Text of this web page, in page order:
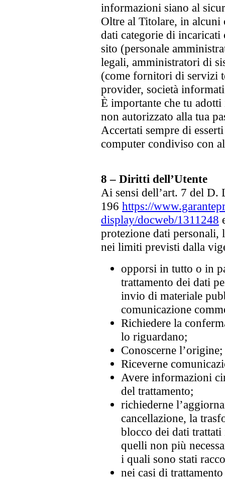
informazioni siano al
Oltre al Titolare, in alcuni
dati categorie di
sito (personale
legali, amministratori di
(come fornitori di servizi
provider, società
È importante che tu
non autorizzato alla tua
Accertati sempre di
computer condiviso con
8 – Diritti dell’Utente
Ai sensi dell’art. 7 del
196 https://
display/docweb/1311248
protezione dati personali,
nei limiti previsti dalla
opporsi in tutto o in
trattamento dei dati
invio di materiale
comunicazione
Richiedere la
lo riguardano;
Conoscerne l’origine;
Riceverne
Avere informazioni
del trattamento;
richiederne
cancellazione, la
blocco dei dati
quelli non più
i quali sono stati
nei casi di